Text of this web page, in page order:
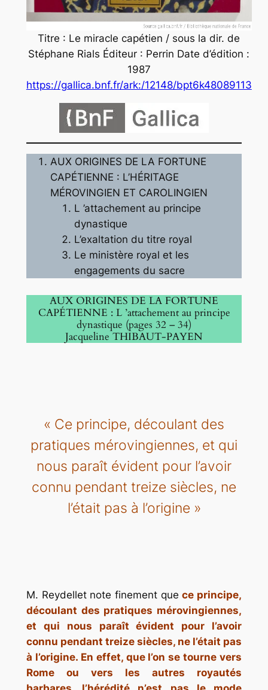
Titre : Le miracle capétien / sous la dir. de
Stéphane Rials Éditeur : Perrin Date d’édition :
1987
https://gallica.bnf.fr/ark:/12148/bpt6k48089113
AUX ORIGINES DE LA FORTUNE
CAPÉTIENNE : L’HÉRITAGE
MÉROVINGIEN ET CAROLINGIEN
L ’attachement au principe
dynastique
L’exaltation du titre royal
Le ministère royal et les
engagements du sacre
AUX ORIGINES DE LA FORTUNE
CAPÉTIENNE : L ’attachement au principe
dynastique (pages 32 – 34)
Jacqueline THIBAUT-PAYEN
« Ce principe, découlant des
pratiques mérovingiennes, et qui
nous paraît évident pour l’avoir
connu pendant treize siècles, ne
l’était pas à l’origine »
M. Reydellet note finement quece principe,
découlant des pratiques mérovingiennes,
et qui nous paraît évident pour l’avoir
connu pendant treize siècles, ne l’était pas
à l’origine. En effet, que l’on se tourne vers
Rome ou vers les autres royautés